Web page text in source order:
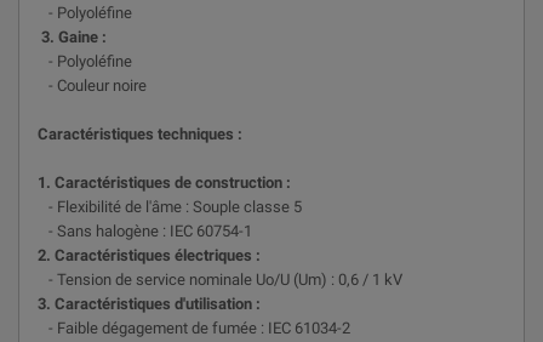
- Polyoléfine
3. Gaine :
- Polyoléfine
- Couleur noire
Caractéristiques techniques :
1. Caractéristiques de construction :
- Flexibilité de l'âme : Souple classe 5
- Sans halogène : IEC 60754-1
2. Caractéristiques électriques :
- Tension de service nominale Uo/U (Um) : 0,6 / 1 kV
3. Caractéristiques d'utilisation :
- Faible dégagement de fumée : IEC 61034-2